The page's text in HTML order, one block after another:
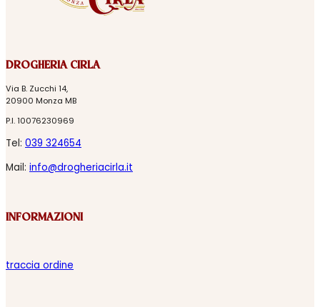
DROGHERIA CIRLA
Via B. Zucchi 14,
20900 Monza MB
P.I. 10076230969
Tel: 039 324654
Mail: info@drogheriacirla.it
INFORMAZIONI
traccia ordine